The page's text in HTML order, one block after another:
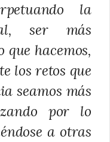
la
ser más
hacemos,
los retos que
seamos más
por lo
a otras